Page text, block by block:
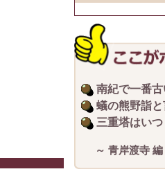
南紀で一番
蟻の熊野詣
三重塔はい
～ 青岸渡寺